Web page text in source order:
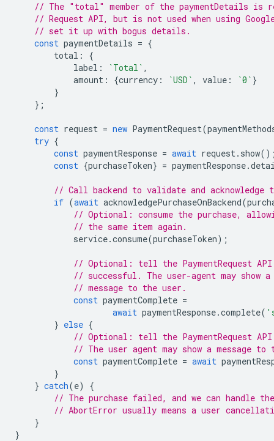
// The "total" member of the paymentDetails is
// Request API, but is not used when using
// set it up with bogus details.
const paymentDetails = {
total :
{
label : `Total` ,
amount : {currency : `USD` , value : `0` }
}
};
const request = new PaymentRequest(
try {
const paymentResponse = await request. show
const {purchaseToken} = paymentResponse.
// Call backend to validate and acknowledge
if (await acknowledgePurchaseOnBackend(
// Optional: consume the purchase,
// the same item again.
service.consume(purchaseToken);
// Optional: tell the PaymentRequest
// successful. The user-agent may show
// message to the user.
const paymentComplete =
await paymentResponse.complete(
} else {
// Optional: tell the PaymentRequest
// The user agent may show a message to
const paymentComplete = await
}
} catch(e)
{
// The purchase failed, and we can handle
// AbortError usually means a user
}
}